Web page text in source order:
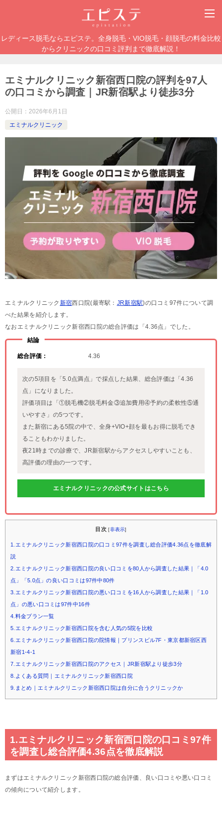
レディース脱毛ならエピステ。全身脱毛・VIO脱毛・顔脱毛の料金比較
からクリニックの口コミ評判まで徹底解説！
エミナルクリニック新宿西口院の評判を97人
の口コミから調査｜JR新宿駅より徒歩3分
公開日： 2026年6月1日
エミナルクリニック
エミナルクリニック 新宿西口院(最寄駅： JR新宿駅)の口コミ97件について調
べた結果を紹介します。
なおエミナルクリニック新宿西口院の総合評価は「4.36点」でした。
結論
総合評価： 4.36
次の5項目を「5.0点満点」で採点した結果、総合評価は「4.36
点」になりました。
評価項目は「①脱毛機②脱毛料金③追加費用④予約の柔軟性⑤通
いやすさ」の5つです。
また新宿にある5院の中で、全身+VIO+顔を最もお得に脱毛でき
ることもわかりました。
夜21時までの診療で、JR新宿駅からアクセスしやすいことも、
高評価の理由の一つです。
エミナルクリニックの公式サイトはこちら
目次 [非表示]
1.エミナルクリニック新宿西口院の口コミ97件を調査し総合評価4.36点を徹底解
説
2.エミナルクリニック新宿西口院の良い口コミを80人から調査した結果｜「4.0
点」「5.0点」の良い口コミは97件中80件
3.エミナルクリニック新宿西口院の悪い口コミを16人から調査した結果｜「1.0
点」の悪い口コミは97件中16件
4.料金プラン一覧
5.エミナルクリニック新宿西口院を含む人気の5院を比較
6.エミナルクリニック新宿西口院の院情報｜プリンスビル7F・東京都新宿区西
新宿1-4-1
7.エミナルクリニック新宿西口院のアクセス｜JR新宿駅より徒歩3分
8.よくある質問｜エミナルクリニック新宿西口院
9.まとめ｜エミナルクリニック新宿西口院は自分に合うクリニックか
1.エミナルクリニック新宿西口院の口コミ97件
を調査し総合評価4.36点を徹底解説
まずはエミナルクリニック新宿西口院の総合評価、良い口コミや悪い口コミ
の傾向について紹介します。